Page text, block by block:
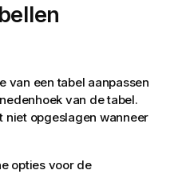
van een tabel aanpassen
van de tabel.
niet opgeslagen wanneer
opties voor de